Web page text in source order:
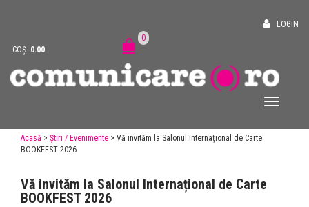
LOGIN
COȘ: 0.00
0
Acasă > Știri / Evenimente > Vă invităm la Salonul Internațional de Carte
BOOKFEST 2026
Vă invităm la Salonul Internațional de Carte
BOOKFEST 2026